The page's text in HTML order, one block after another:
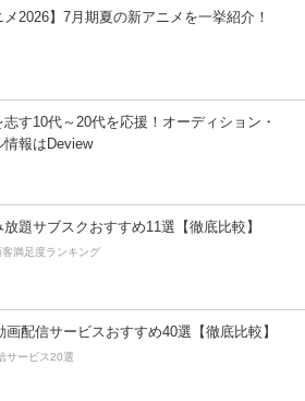
メ2026】7月期夏の新アニメを一挙紹介！
す10代～20代を応援！オーディション・
情報はDeview
題サブスクおすすめ11選【徹底比較】
客満足度ランキング
画配信サービスおすすめ40選【徹底比較】
サービス20選